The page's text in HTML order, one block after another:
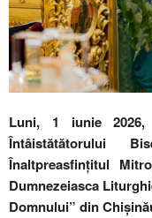
Luni, 1 iunie
Întâistătătorului
Înaltpreasfințitul
Dumnezeiasca
Domnului” din